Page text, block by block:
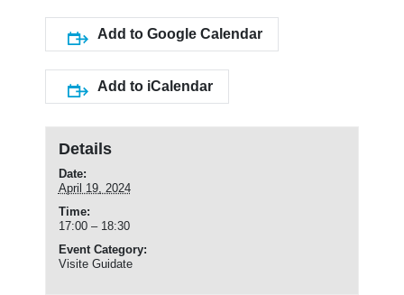
Add to Google Calendar
Add to iCalendar
Details
Date:
April 19, 2024
Time:
17:00 – 18:30
Event Category:
Visite Guidate